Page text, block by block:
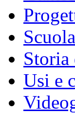
Storia
Usi e